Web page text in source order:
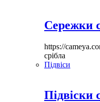
Сережки
https://
срібла
Підвіси
Підвіски